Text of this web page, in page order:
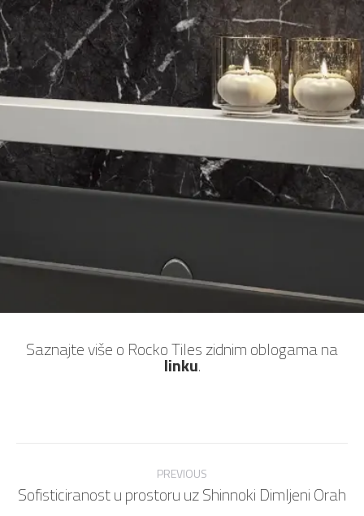
Saznajte više o Rocko Tiles zidnim oblogama na
linku.
navigation PREVIOUS
Previous
Sofisticiranost u prostoru uz Shinnoki Dimljeni Orah